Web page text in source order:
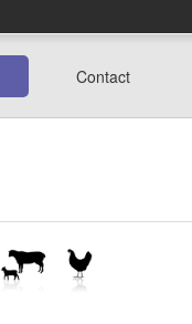
Contact